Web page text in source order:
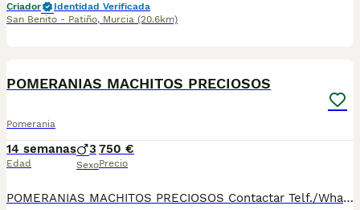
Criador
Identidad Verificada
San Benito - Patiño, Murcia (20.6km)
POMERANIAS MACHITOS PRECIOSOS
Pomerania
14 semanas
Edad
3
Sexo
750 €
Precio
POMERANIAS MACHITOS PRECIOSOS Contactar Telf./WhatsApp: 630 04 72 63 / 614 20 54 71 / 687 10 74 96 Disponibles sin reservar: MACHITOS desde 750€* Se pueden ver previamente sin ningún compromiso. Si le interesa alguno ya se lo pueden llevar. Se entregan con su cartilla sanitaria, desparasitados y con las vacunas correspondientes a su edad. *El precio de los cachorros no incluyen envíos, si el cliente solicita ese servicio, el coste del mismo lo pagará directamente el cliente a la agencia del transporte.